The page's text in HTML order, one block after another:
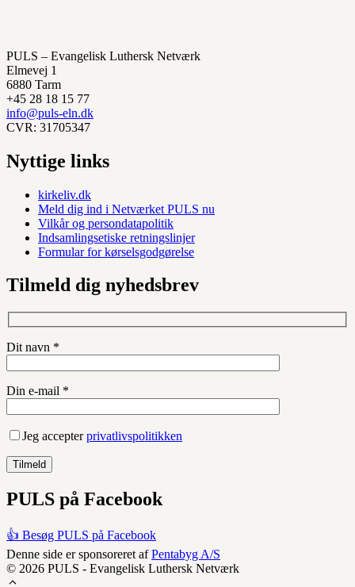
PULS – Evangelisk Luthersk Netværk
Elmevej 1
6880 Tarm
+45 28 18 15 77
info@puls-eln.dk
CVR: 31705347
Nyttige links
kirkeliv.dk
Meld dig ind i Netværket PULS nu
Vilkår og persondatapolitik
Indsamlingsetiske retningslinjer
Formular for kørselsgodgørelse
Tilmeld dig nyhedsbrev
Dit navn *
Din e-mail *
Jeg accepterprivatlivspolitikken
PULS på Facebook
👍 Besøg PULS på Facebook
Denne side er sponsoreret afPentabyg A/S
© 2026 PULS - Evangelisk Luthersk Netværk